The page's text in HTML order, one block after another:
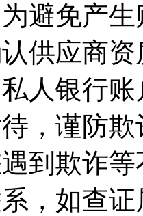
避免产
供应商
人银行
，谨防
到欺诈
，如查